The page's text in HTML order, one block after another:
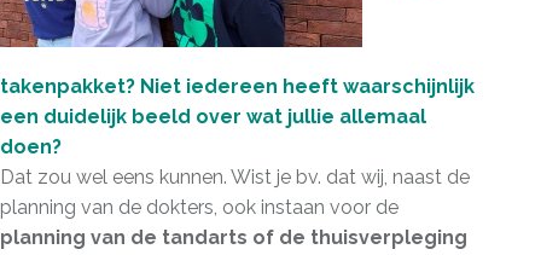
takenpakket? Niet iedereen heeft waarschijnlijk
een duidelijk beeld over wat jullie allemaal
doen?
Dat zou wel eens kunnen. Wist je bv. dat wij, naast de
planning van de dokters, ook instaan voor de
planning van de tandarts of de thuisverpleging